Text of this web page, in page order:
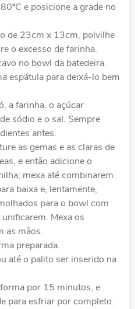
e posicione a grade no
de 23cm x 13cm, polvilhe
o excesso de farinha.
no bowl da batedeira.
espátula para deixá-lo bem
a farinha, o açúcar
sódio e o sal. Sempre
antes.
as gemas e as claras de
e então adicione o
mexa até combinarem.
baixa e, lentamente,
para o bowl com
Mexa os
as mãos.
preparada.
até o palito ser inserido na
por 15 minutos, e
para esfriar por completo.